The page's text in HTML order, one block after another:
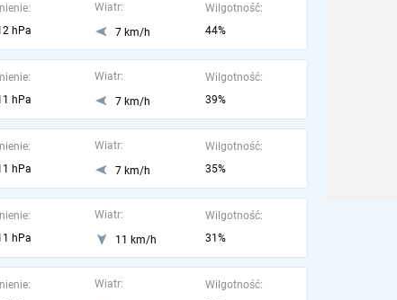
hPa
Wiatr:
7 km/h
Wilgotność:
44%
hPa
Wiatr:
7 km/h
Wilgotność:
39%
hPa
Wiatr:
7 km/h
Wilgotność:
35%
hPa
Wiatr:
11 km/h
Wilgotność:
31%
Wiatr:
Wilgotność: